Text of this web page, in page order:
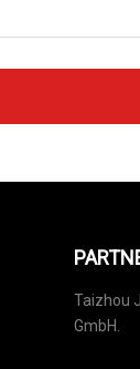
Taizhou
GmbH.